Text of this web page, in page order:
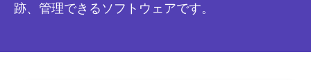
跡、管理できるソフトウェアです。